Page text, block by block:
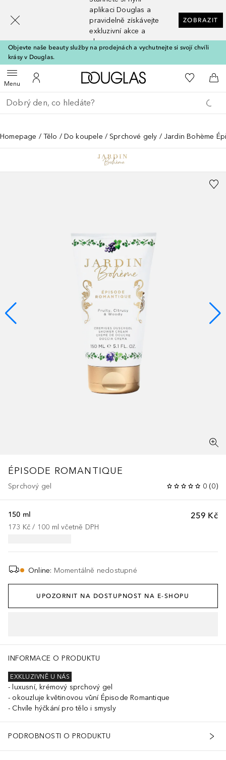
aplikaci Douglas a
pravidelně získávejte
exkluzivní akce a
slevy
ZOBRAZIT
Objevte naše beauty služby na prodejnách a vychutnejte si svojí chvíli
krásy v Douglas.
MenuOtevřít menuK mému účtu
Domů K mému
Do
Vraťte se
Proveďte vyhledávání
Homepage Tělo Do koupele Sprchové gely Jardin Bohème
ÉPISODE ROMANTIQUE
Sprchový gel 0 (0)
259 Kč
150 ml
173 Kč / 100 ml včetně DPH
Online: Momentálně nedostupné
UPOZORNIT NA DOSTUPNOST NA E-SHOPU
INFORMACE O PRODUKTU
EXKLUZIVNĚ U NÁS
luxusní, krémový sprchový gel
okouzluje květinovou vůní Épisode Romantique
Chvíle hýčkání pro tělo i smysly
PODROBNOSTI O PRODUKTU
[navigation.slideout.screenreader]